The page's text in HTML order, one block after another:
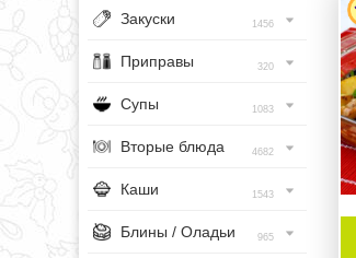
Закуски 1456
Приправы 320
Супы 1083
Вторые блюда 4682
Каши 1543
Блины / Оладьи 965